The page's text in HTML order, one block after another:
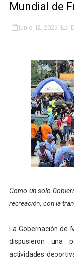
Fundacite
INN-Mérida
Mérida
Fomficc
Niños de
Corposalud y
Inicia el plan
Entregan
Expertos
Dictan
Campo Elías
Mundial de
junio 12, 2026
‎Como un solo
recreación, con la
‎La Gobernación de
dispusieron una
actividades